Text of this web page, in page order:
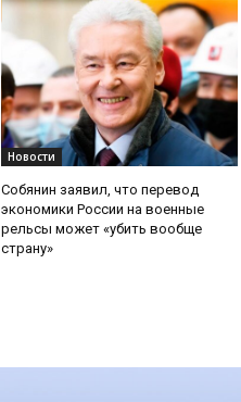
Новости
Собянин заявил, что перевод
экономики России на военные
рельсы может «убить вообще
страну»